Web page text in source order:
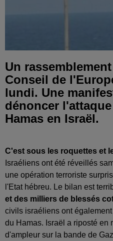
Un
Conseil de
lundi. Une
dénoncer
Hamas en Israël.
C'est sous les roquettes et
Israéliens ont été réveillés
une opération terroriste
l'Etat hébreu. Le bilan est
et des milliers de blessés
civils israéliens ont
du Hamas. Israël a riposté en
d'ampleur sur la bande de